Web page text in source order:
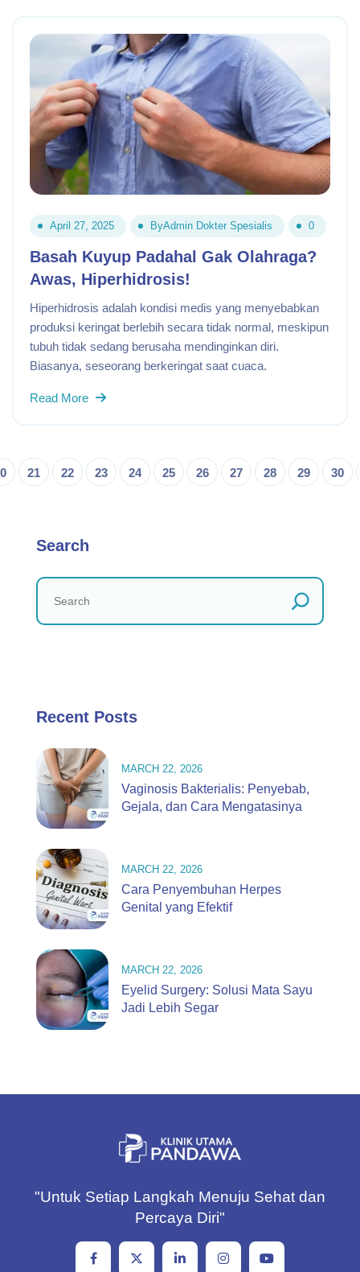
April 27, 2025 ByAdmin Dokter Spesialis 0
Basah Kuyup Padahal Gak Olahraga?
Awas, Hiperhidrosis!
Hiperhidrosis adalah kondisi medis yang menyebabkan
produksi keringat berlebih secara tidak normal, meskipun
tubuh tidak sedang berusaha mendinginkan diri.
Biasanya, seseorang berkeringat saat cuaca.
Read More
21 22 23 24 25 26 27 28 29 30
Search
Recent Posts
MARCH 22, 2026
Vaginosis Bakterialis: Penyebab,
Gejala, dan Cara Mengatasinya
MARCH 22, 2026
Cara Penyembuhan Herpes
Genital yang Efektif
MARCH 22, 2026
Eyelid Surgery: Solusi Mata Sayu
Jadi Lebih Segar
"Untuk Setiap Langkah Menuju Sehat dan
Percaya Diri"